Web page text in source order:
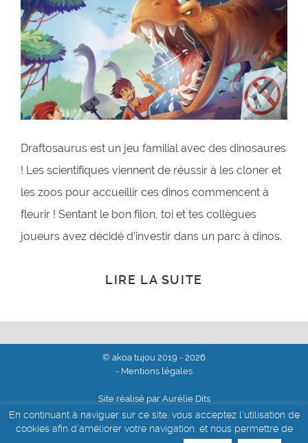
Draftosaurus est un jeu familial avec des dinosaures
! Les scientifiques viennent de réussir à les cloner et
les zoos pour accueillir ces dinos commencent à
fleurir ! Sentant le bon filon, toi et tes collègues
joueurs avez décidé d’investir dans un parc à dinos.
LIRE LA SUITE
© akoa tujou 2019 - 2026
- Mentions légales
Site réalisé par Aurélie Dits
En continuant à naviguer sur ce site, vous acceptez l'utilisation de
cookies afin d'améliorer votre navigation, et nous permettre de